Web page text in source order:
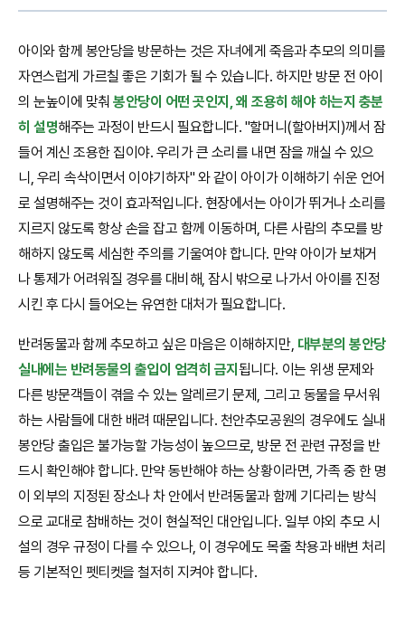
아이와 함께 봉안당을 방문하는 것은 자녀에게 죽음과 추모의 의미를
자연스럽게 가르칠 좋은 기회가 될 수 있습니다. 하지만 방문 전 아이
의 눈높이에 맞춰봉안당이 어떤 곳인지, 왜 조용히 해야 하는지 충분
히 설명해주는 과정이 반드시 필요합니다. "할머니(할아버지)께서 잠
들어 계신 조용한 집이야. 우리가 큰 소리를 내면 잠을 깨실 수 있으
니, 우리 속삭이면서 이야기하자" 와 같이 아이가 이해하기 쉬운 언어
로 설명해주는 것이 효과적입니다. 현장에서는 아이가 뛰거나 소리를
지르지 않도록 항상 손을 잡고 함께 이동하며, 다른 사람의 추모를 방
해하지 않도록 세심한 주의를 기울여야 합니다. 만약 아이가 보채거
나 통제가 어려워질 경우를 대비해, 잠시 밖으로 나가서 아이를 진정
시킨 후 다시 들어오는 유연한 대처가 필요합니다.
반려동물과 함께 추모하고 싶은 마음은 이해하지만, 대부분의 봉안당
실내에는 반려동물의 출입이 엄격히 금지 됩니다. 이는 위생 문제와
다른 방문객들이 겪을 수 있는 알레르기 문제, 그리고 동물을 무서워
하는 사람들에 대한 배려 때문입니다. 천안추모공원의 경우에도 실내
봉안당 출입은 불가능할 가능성이 높으므로, 방문 전 관련 규정을 반
드시 확인해야 합니다. 만약 동반해야 하는 상황이라면, 가족 중 한 명
이 외부의 지정된 장소나 차 안에서 반려동물과 함께 기다리는 방식
으로 교대로 참배하는 것이 현실적인 대안입니다. 일부 야외 추모 시
설의 경우 규정이 다를 수 있으나, 이 경우에도 목줄 착용과 배변 처리
등 기본적인 펫티켓을 철저히 지켜야 합니다.